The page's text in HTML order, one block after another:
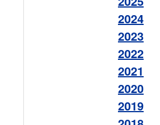
2024
2023
2022
2021
2020
2019